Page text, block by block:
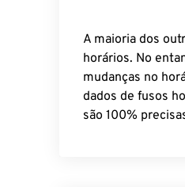
A maioria dos
horários. No
mudanças no
dados de fusos
são 100%